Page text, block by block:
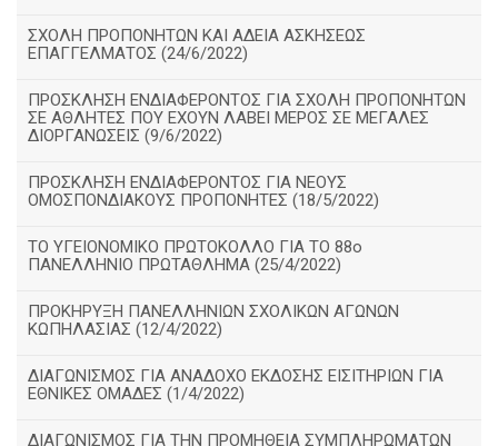
ΣΧΟΛΗ ΠΡΟΠΟΝΗΤΩΝ ΚΑΙ ΑΔΕΙΑ ΑΣΚΗΣΕΩΣ
ΕΠΑΓΓΕΛΜΑΤΟΣ (24/6/2022)
ΠΡΟΣΚΛΗΣΗ ΕΝΔΙΑΦΕΡΟΝΤΟΣ ΓΙΑ ΣΧΟΛΗ ΠΡΟΠΟΝΗΤΩΝ
ΣΕ ΑΘΛΗΤΕΣ ΠΟΥ ΕΧΟΥΝ ΛΑΒΕΙ ΜΕΡΟΣ ΣΕ ΜΕΓΑΛΕΣ
ΔΙΟΡΓΑΝΩΣΕΙΣ (9/6/2022)
ΠΡΟΣΚΛΗΣΗ ΕΝΔΙΑΦΕΡΟΝΤΟΣ ΓΙΑ ΝΕΟΥΣ
ΟΜΟΣΠΟΝΔΙΑΚΟΥΣ ΠΡΟΠΟΝΗΤΕΣ (18/5/2022)
ΤΟ ΥΓΕΙΟΝΟΜΙΚΟ ΠΡΩΤΟΚΟΛΛΟ ΓΙΑ ΤΟ 88ο
ΠΑΝΕΛΛΗΝΙΟ ΠΡΩΤΑΘΛΗΜΑ (25/4/2022)
ΠΡΟΚΗΡΥΞΗ ΠΑΝΕΛΛΗΝΙΩΝ ΣΧΟΛΙΚΩΝ ΑΓΩΝΩΝ
ΚΩΠΗΛΑΣΙΑΣ (12/4/2022)
ΔΙΑΓΩΝΙΣΜΟΣ ΓΙΑ ΑΝΑΔΟΧΟ ΕΚΔΟΣΗΣ ΕΙΣΙΤΗΡΙΩΝ ΓΙΑ
ΕΘΝΙΚΕΣ ΟΜΑΔΕΣ (1/4/2022)
ΔΙΑΓΩΝΙΣΜΟΣ ΓΙΑ ΤΗΝ ΠΡΟΜΗΘΕΙΑ ΣΥΜΠΛΗΡΩΜΑΤΩΝ